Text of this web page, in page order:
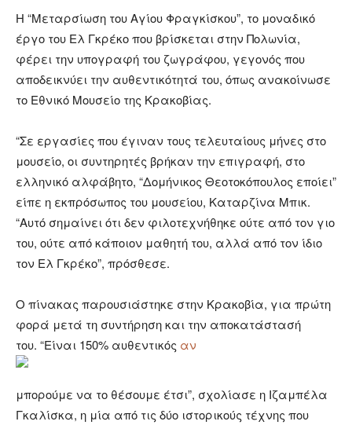
Η “Μεταρσίωση του Αγίου Φραγκίσκου”, το μοναδικό
έργο του Ελ Γκρέκο που βρίσκεται στην Πολωνία,
φέρει την υπογραφή του ζωγράφου, γεγονός που
αποδεικνύει την αυθεντικότητά του, όπως ανακοίνωσε
το Εθνικό Μουσείο της Κρακοβίας.
“Σε εργασίες που έγιναν τους τελευταίους μήνες στο
μουσείο, οι συντηρητές βρήκαν την επιγραφή, στο
ελληνικό αλφάβητο, “Δομήνικος Θεοτοκόπουλος εποίει”
είπε η εκπρόσωπος του μουσείου, Καταρζίνα Μπικ.
“Αυτό σημαίνει ότι δεν φιλοτεχνήθηκε ούτε από τον γιο
του, ούτε από κάποιον μαθητή του, αλλά από τον ίδιο
τον Ελ Γκρέκο”, πρόσθεσε.
Ο πίνακας παρουσιάστηκε στην Κρακοβία, για πρώτη
φορά μετά τη συντήρηση και την αποκατάστασή
του. “Είναι 150% αυθεντικός αν
μπορούμε να το θέσουμε έτσι”, σχολίασε η Ιζαμπέλα
Γκαλίσκα, η μία από τις δύο ιστορικούς τέχνης που